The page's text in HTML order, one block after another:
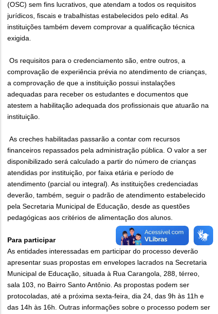
(OSC) sem fins lucrativos, que atendam a todos os requisitos
jurídicos, fiscais e trabalhistas estabelecidos pelo edital. As
instituições também devem comprovar a qualificação técnica
exigida.
Os requisitos para o credenciamento são, entre outros, a
comprovação de experiência prévia no atendimento de crianças,
a comprovação de que a instituição possui instalações
adequadas para receber os estudantes e documentos que
atestem a habilitação adequada dos profissionais que atuarão na
instituição.
As creches habilitadas passarão a contar com recursos
financeiros repassados pela administração pública. O valor a ser
disponibilizado será calculado a partir do número de crianças
atendidas por instituição, por faixa etária e período de
atendimento (parcial ou integral). As instituições credenciadas
deverão, também, seguir o padrão de atendimento estabelecido
pela Secretaria Municipal de Educação, desde as questões
pedagógicas aos critérios de alimentação dos alunos.
Para participar
As entidades interessadas em participar do processo deverão
apresentar suas propostas em envelopes lacrados na Secretaria
Municipal de Educação, situada à Rua Carangola, 288, térreo,
sala 103, no Bairro Santo Antônio. As propostas podem ser
protocoladas, até a próxima sexta-feira, dia 24, das 9h às 11h e
das 14h às 16h. Outras informações sobre o processo podem ser